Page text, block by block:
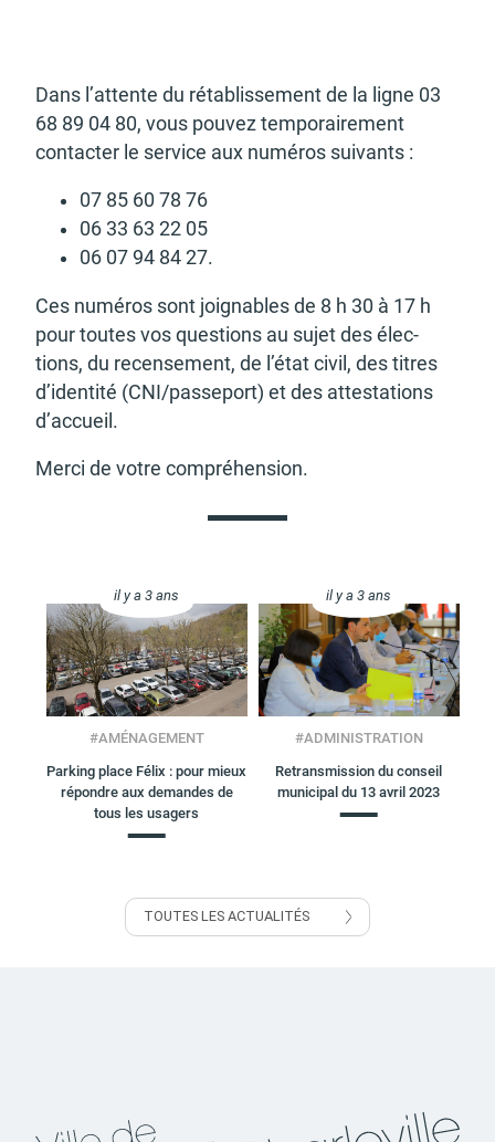
Guichet numérique des
d'urbanisme
Demande de panneaux
électroniques
Offres d'emploi
il y a 3 ans
#AMÉNAGEMENT
Parking place Félix : pour mieux
répondre aux demandes de
tous les usagers
Dans l’at­tente du réta­blis­se­ment de la ligne 03
68 89 04 80, vous pouvez tempo­rai­re­ment
contac­ter le service aux numé­ros suivants :
07 85 60 78 76
06 33 63 22 05
06 07 94 84 27.
Ces numé­ros sont joignables de 8 h 30 à 17 h
pour toutes vos ques­tions au sujet des élec­
tions, du recen­se­ment, de l’état civil, des titres
d’iden­tité (CNI/passe­port) et des attes­ta­tions
d’ac­cueil.
Merci de votre compré­hen­sion.
il y a 3 ans
#ADMINISTRATION
Retransmission du conseil
municipal du 13 avril 2023
TOUTES LES ACTUALITÉS